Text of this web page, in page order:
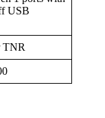
USB
TNR